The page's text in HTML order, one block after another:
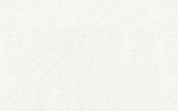
choisies
sur
la
page
du
produit